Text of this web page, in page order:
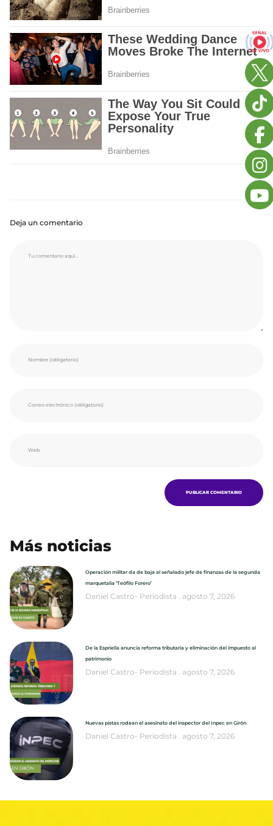
Deja un comentario
Más noticias
Operación militar da de baja al señalado jefe de finanzas de la segunda
marquetalia ‘Teófilo Forero’
Daniel Castro- Periodista agosto 7, 2026
De la Espriella anuncia reforma tributaria y eliminación del impuesto al
patrimonio
Daniel Castro- Periodista agosto 7, 2026
Nuevas pistas rodean el asesinato del inspector del Inpec en Girón
Daniel Castro- Periodista agosto 7, 2026